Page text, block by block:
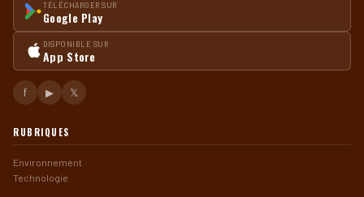
TÉLÉCHARGER SUR
Google Play
DISPONIBLE SUR
App Store
f ▶ 𝕏
RUBRIQUES
Environnement
Technologie